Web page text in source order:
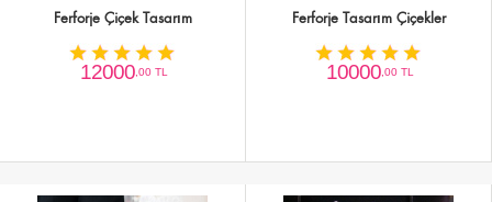
Ferforje Çiçek Tasarım
12000,00 TL
Ferforje Tasarım Çiçekler
10000,00 TL